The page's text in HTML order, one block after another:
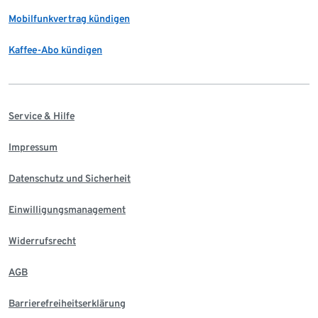
Mobilfunkvertrag kündigen
Kaffee-Abo kündigen
Service & Hilfe
Impressum
Datenschutz und Sicherheit
Einwilligungsmanagement
Widerrufsrecht
AGB
Barrierefreiheitserklärung